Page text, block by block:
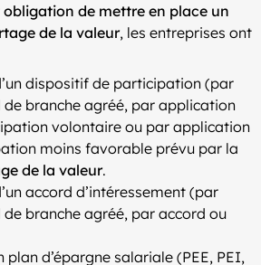
obligation de mettre en place un
de la valeur, les entreprises ont
dispositif de participation (par
branche agréé, par application
volontaire ou par application
moins favorable prévu par la
de la valeur.
accord d’intéressement (par
branche agréé, par accord ou
plan d’épargne salariale (PEE, PEI,